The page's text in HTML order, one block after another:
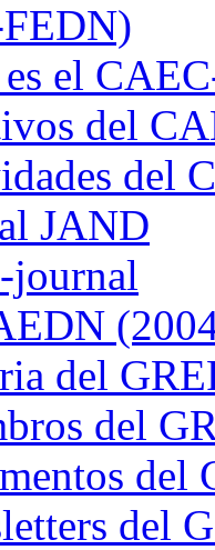
es el
del
del
JAND
journal
del
del
del
del